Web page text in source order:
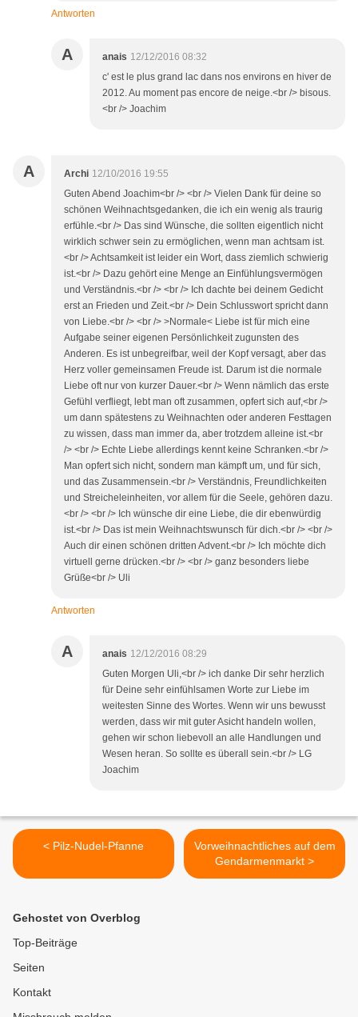
Antworten
A anais 12/12/2016 08:32
c' est le plus grand lac dans nos environs en hiver de
2012. Au moment pas encore de neige.<br /> bisous.
<br /> Joachim
A Archi 12/10/2016 19:55
Guten Abend Joachim<br /> <br /> Vielen Dank für deine so
schönen Weihnachtsgedanken, die ich ein wenig als traurig
erfühle.<br /> Das sind Wünsche, die sollten eigentlich nicht
wirklich schwer sein zu ermöglichen, wenn man achtsam ist.
<br /> Achtsamkeit ist leider ein Wort, dass ziemlich schwierig
ist.<br /> Dazu gehört eine Menge an Einfühlungsvermögen
und Verständnis.<br /> <br /> Ich dachte bei deinem Gedicht
erst an Frieden und Zeit.<br /> Dein Schlusswort spricht dann
von Liebe.<br /> <br /> >Normale< Liebe ist für mich eine
Aufgabe seiner eigenen Persönlichkeit zugunsten des
Anderen. Es ist unbegreifbar, weil der Kopf versagt, aber das
Herz voller gemeinsamen Freude ist. Darum ist die normale
Liebe oft nur von kurzer Dauer.<br /> Wenn nämlich das erste
Gefühl verfliegt, lebt man oft zusammen, opfert sich auf,<br />
um dann spätestens zu Weihnachten oder anderen Festtagen
zu wissen, dass man immer da, aber trotzdem alleine ist.<br
/> <br /> Echte Liebe allerdings kennt keine Schranken.<br />
Man opfert sich nicht, sondern man kämpft um, und für sich,
und das Zusammensein.<br /> Verständnis, Freundlichkeiten
und Streicheleinheiten, vor allem für die Seele, gehören dazu.
<br /> <br /> Ich wünsche dir eine Liebe, die dir ebenwürdig
ist.<br /> Das ist mein Weihnachtswunsch für dich.<br /> <br />
Auch dir einen schönen dritten Advent.<br /> Ich möchte dich
virtuell gerne drücken.<br /> <br /> ganz besonders liebe
Grüße<br /> Uli
Antworten
A anais 12/12/2016 08:29
Guten Morgen Uli,<br /> ich danke Dir sehr herzlich
für Deine sehr einfühlsamen Worte zur Liebe im
weitesten Sinne des Wortes. Wenn wir uns bewusst
werden, dass wir mit guter Asicht handeln wollen,
gehen wir schon liebevoll an alle Handlungen und
Wesen heran. So sollte es überall sein.<br /> LG
Joachim
< Pilz-Nudel-Pfanne
Vorweihnachtliches auf dem
Gendarmenmarkt >
Gehostet von Overblog
Top-Beiträge
Seiten
Kontakt